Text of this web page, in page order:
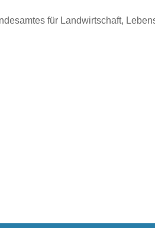
für Landwirtschaft,